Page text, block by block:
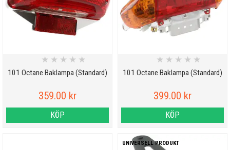
101 Octane Baklampa (Standard)
★ ★ ★ ★ ★
359.00 kr
KÖP
101 Octane Baklampa (Standard)
★ ★ ★ ★ ★
399.00 kr
KÖP
UNIVERSELL PRODUKT